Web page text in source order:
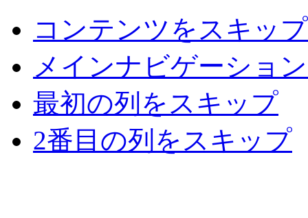
コンテンツをスキップ
メインナビゲーショ
最初の列をスキップ
2番目の列をスキップ